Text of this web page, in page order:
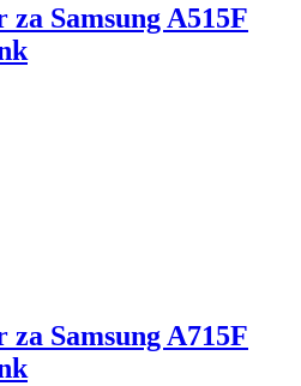
Samsung A515F
Samsung A715F